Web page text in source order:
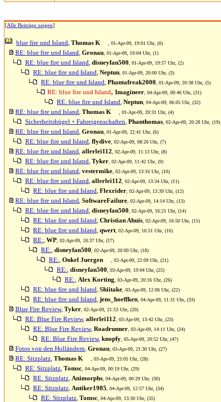
[Alle Beiträge zeigen]
blue fire und Island, Thomas K , 01-Apr-09, 19:01 Uhr, (0)
RE: blue fire und Island, Gronau , 01-Apr-09, 19:04 Uhr, (1)
RE: blue fire und Island, disneyfan500 , 01-Apr-09, 19:57 Uhr, (2)
RE: blue fire und Island, Neptun , 01-Apr-09, 20:00 Uhr, (3)
RE: blue fire und Island, Phantafreak2000 , 01-Apr-09, 20:38 Uhr, (5)
RE: blue fire und Island, Imagineer , 04-Apr-09, 00:46 Uhr, (31)
RE: blue fire und Island, Neptun , 04-Apr-09, 06:05 Uhr, (32)
RE: blue fire und Island, Thomas K , 01-Apr-09, 20:31 Uhr, (4)
Sicherheitsbügel + Fahreigenschaften, Phanthomas , 02-Apr-09, 20:28 Uhr, (19)
RE: blue fire und Island, Gronau , 01-Apr-09, 22:41 Uhr, (6)
RE: blue fire und Island, flydive , 02-Apr-09, 08:26 Uhr, (7)
RE: blue fire und Island, allerlei112 , 02-Apr-09, 11:13 Uhr, (8)
RE: blue fire und Island, Tyker , 02-Apr-09, 11:42 Uhr, (9)
RE: blue fire und Island, vestermike , 02-Apr-09, 13:16 Uhr, (10)
RE: blue fire und Island, allerlei112 , 02-Apr-09, 13:34 Uhr, (11)
RE: blue fire und Island, Flexrider , 02-Apr-09, 13:39 Uhr, (12)
RE: blue fire und Island, SoftwareFailure , 02-Apr-09, 14:14 Uhr, (13)
RE: blue fire und Island, disneyfan500 , 02-Apr-09, 16:21 Uhr, (14)
RE: blue fire und Island, Christian Ahuis , 02-Apr-09, 16:50 Uhr, (15)
RE: blue fire und Island, qwert , 02-Apr-09, 16:51 Uhr, (16)
RE:, WP , 02-Apr-09, 18:37 Uhr, (17)
RE:, disneyfan500 , 02-Apr-09, 20:00 Uhr, (18)
RE:, Onkel Juergen , 02-Apr-09, 22:09 Uhr, (21)
RE:, disneyfan500 , 03-Apr-09, 19:04 Uhr, (25)
RE:, Alex Korting , 03-Apr-09, 20:16 Uhr, (26)
RE: blue fire und Island, Shiitake , 03-Apr-09, 12:06 Uhr, (22)
RE: blue fire und Island, jens_hoeffken , 04-Apr-09, 11:31 Uhr, (33)
Blue Fire Review, Tyker , 02-Apr-09, 21:53 Uhr, (20)
RE: Blue Fire Review, allerlei112 , 03-Apr-09, 13:42 Uhr, (23)
RE: Blue Fire Review, Roadrunner , 03-Apr-09, 14:11 Uhr, (24)
RE: Blue Fire Review, knopfy , 05-Apr-09, 20:52 Uhr, (47)
Fotos von den Holländern, Gronau , 03-Apr-09, 21:30 Uhr, (27)
RE: Sitzplatz, Thomas K , 03-Apr-09, 23:05 Uhr, (28)
RE: Sitzplatz, Tomsc , 04-Apr-09, 00:19 Uhr, (29)
RE: Sitzplatz, Animorphs , 04-Apr-09, 00:29 Uhr, (30)
RE: Sitzplatz, Antiker1985 , 04-Apr-09, 12:57 Uhr, (34)
RE: Sitzplatz, Tomsc , 04-Apr-09, 13:30 Uhr, (35)